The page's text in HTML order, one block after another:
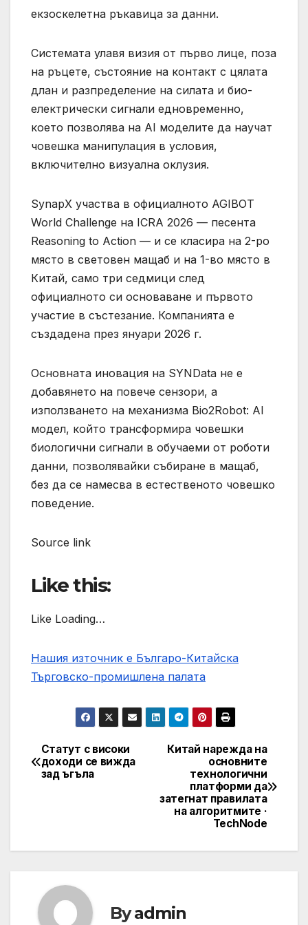
екзоскелетна ръкавица за данни.
Системата улавя визия от първо лице, поза
на ръцете, състояние на контакт с цялата
длан и разпределение на силата и био-
електрически сигнали едновременно,
което позволява на AI моделите да научат
човешка манипулация в условия,
включително визуална оклузия.
SynapX участва в официалното AGIBOT
World Challenge на ICRA 2026 — песента
Reasoning to Action — и се класира на 2-ро
място в световен мащаб и на 1-во място в
Китай, само три седмици след
официалното си основаване и първото
участие в състезание. Компанията е
създадена през януари 2026 г.
Основната иновация на SYNData не е
добавянето на повече сензори, а
използването на механизма Bio2Robot: AI
модел, който трансформира човешки
биологични сигнали в обучаеми от роботи
данни, позволявайки събиране в мащаб,
без да се намесва в естественото човешко
поведение.
Source link
Like this:
Like Loading…
Нашия източник е Българо-Китайска
Търговско-промишлена палaта
Post
navigation
Китай нарежда на
основните
технологични
платформи да
затегнат правилата
на алгоритмите ·
TechNode
Статут с високи
доходи се вижда
зад ъгъла
Byadmin